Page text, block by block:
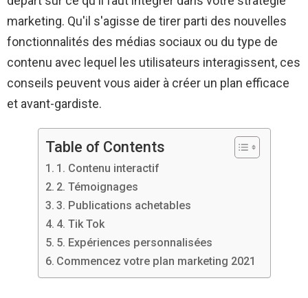
marketing. Qu'il s'agisse de tirer parti des nouvelles
fonctionnalités des médias sociaux ou du type de
contenu avec lequel les utilisateurs interagissent, ces
conseils peuvent vous aider à créer un plan efficace
et avant-gardiste.
Table of Contents
1. Contenu interactif
2. Témoignages
3. Publications achetables
4. Tik Tok
5. Expériences personnalisées
Commencez votre plan marketing 2021